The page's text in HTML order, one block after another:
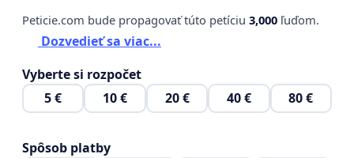
Peticie.com bude propagovať túto petíciu 3,000 ľuďom.
Dozvedieť sa viac...
Vyberte si rozpočet
5 €
10 € 20 € 40 € 80 €
Spôsob platby